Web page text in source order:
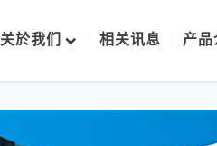
关於我们 相关讯息 产品